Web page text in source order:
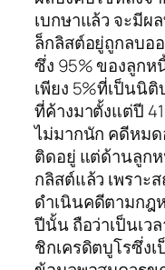
เบกษาแล้ว จะมี
ล็กลิสต์อยู่ถูกลบอ
ซึ่ง 95% ของลูกห
เพียง 5%ที่เป็นนิ
ที่ค้างมาตั้งแต่ปี
ไม่มากนัก คดีหมด
ติดอยู่ แต่ด้านลูก
กลิสต์แล้ว เพราะ
ดำเนินคดีตามกฎ
ปีนั้น ถือว่าเป็นเว
ชิกเครดิตบูโรซึ่ง